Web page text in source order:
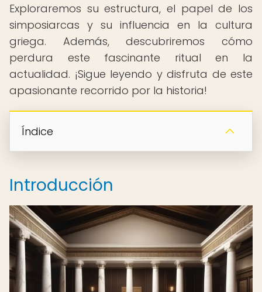
Exploraremos su estructura, el papel de los
simposiarcas y su influencia en la cultura
griega. Además, descubriremos cómo
perdura este fascinante ritual en la
actualidad. ¡Sigue leyendo y disfruta de este
apasionante recorrido por la historia!
Índice
Introducción